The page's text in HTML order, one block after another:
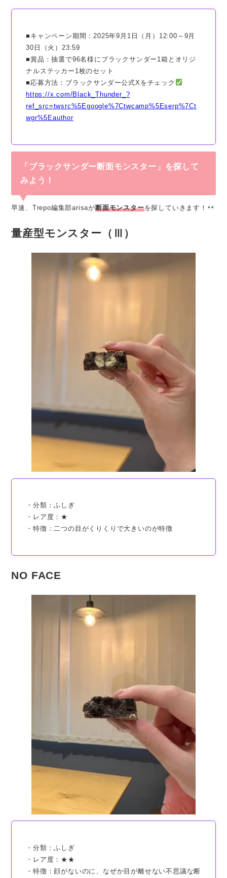
■キャンペーン期間：2025年9月1日（月）12:00～9月
30日（火）23:59
■賞品：抽選で96名様にブラックサンダー1箱とオリジ
ナルステッカー1枚のセット
■応募方法：ブラックサンダー公式Xをチェック
https://x.com/Black_Thunder_?
ref_src=twsrc%5Egoogle%7Ctwcamp%5Eserp%7Ct
wgr%5Eauthor
「ブラックサンダー断面モンスター」を探して
みよう！
早速、Trepo編集部arisaが断面モンスターを探していきます！
量産型モンスター（Ⅲ）
・分類：ふしぎ
・レア度：★
・特徴：二つの目がくりくりで大きいのが特徴
NO FACE
・分類：ふしぎ
・レア度：★★
・特徴：顔がないのに、なぜか目が離せない不思議な断